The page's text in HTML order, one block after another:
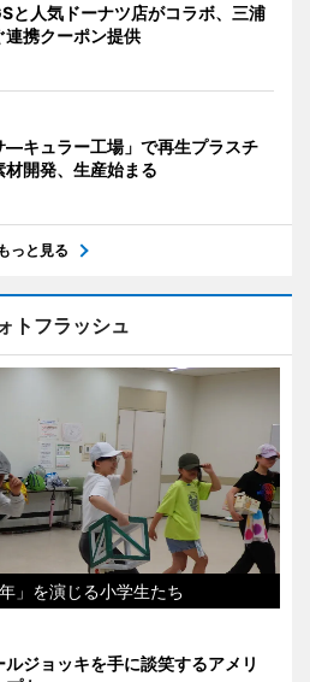
と人気ドーナツ店がコラボ、三浦
連携クーポン提供
―キュラー工場」で再生プラスチ
材開発、生産始まる
もっと見る
トフラッシュ
」を演じる小学生たち
ルジョッキを手に談笑するアメリ